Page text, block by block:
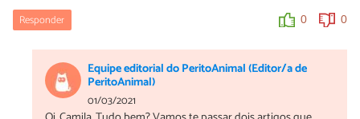
Responder 0 0
Equipe editorial do PeritoAnimal (Editor/a de
PeritoAnimal)
01/03/2021